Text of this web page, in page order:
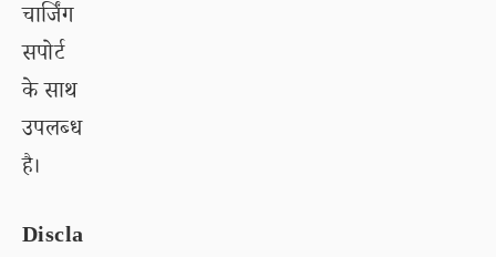
चार्जिंग
सपोर्ट
के साथ
उपलब्ध
है।
Discla